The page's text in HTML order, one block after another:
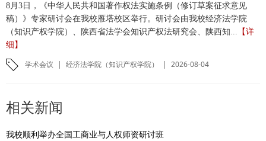
8月3日，《中华人民共和国著作权法实施条例（修订草案征求意见
稿）》专家研讨会在我校雁塔校区举行。研讨会由我校经济法学院
（知识产权学院）、陕西省法学会知识产权法研究会、陕西知...
【详
细】
学术会议 | 经济法学院（知识产权学院） | 2026-08-04
相关新闻
我校顺利举办全国工商业与人权师资研讨班